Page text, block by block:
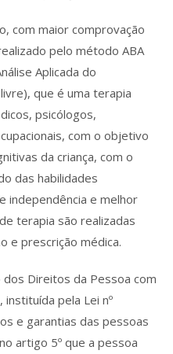
com maior comprovação
pelo método ABA
Aplicada do
que é uma terapia
psicólogos,
com o objetivo
da criança, com o
das habilidades
independência e melhor
terapia são realizadas
e prescrição médica.
Direitos da Pessoa com
pela Lei nº
e garantias das pessoas
artigo 5º que a pessoa